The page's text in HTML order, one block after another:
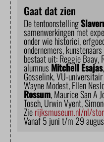
Gaat dat zien
De tentoonstelling
samenwerkingen met
onder wie historici,
ondernemers,
bestaat uit: Reggie Baay,
alumnus Mitchell Esajas
Gosselink, VU-
Wayne Modest, Ellen
Rossum, Maurice San A
Tosch, Urwin Vyent,
Zierijksmuseum.nl/nl/
Vanaf 5 juni t/m 29